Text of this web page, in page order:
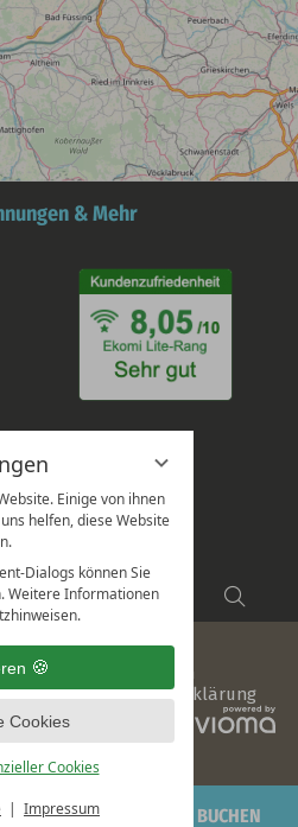
Einige von ihnen
helfen, diese Website
Dialogs können Sie
Weitere Informationen
Cookies
Cookies
Impressum BUCHEN
ANFRAGEN
& Mehr
Barrierefreiheitserklärung